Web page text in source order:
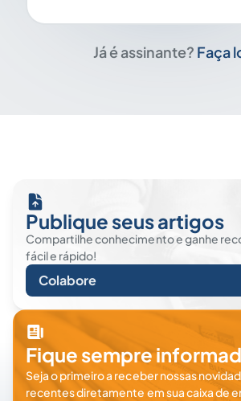
Já é assinante? Faça
Publique seus artigos
Compartilhe conhecimento e ganhe
fácil e rápido!
Colabore
Fique sempre
Seja o primeiro a receber nossas
recentes diretamente em sua caixa de